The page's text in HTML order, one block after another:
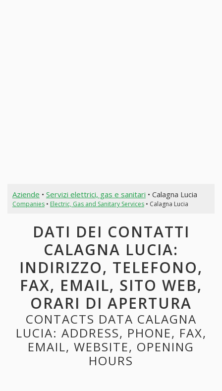
Aziende • Servizi elettrici, gas e sanitari • Calagna Lucia
Companies• Electric, Gas and Sanitary Services• Calagna Lucia
DATI DEI CONTATTI
CALAGNA LUCIA:
INDIRIZZO, TELEFONO,
FAX, EMAIL, SITO WEB,
ORARI DI APERTURA
CONTACTS DATA CALAGNA
LUCIA: ADDRESS, PHONE, FAX,
EMAIL, WEBSITE, OPENING
HOURS